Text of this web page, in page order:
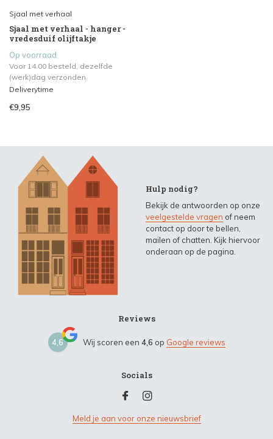
Sjaal met verhaal
Sjaal met verhaal - hanger -
vredesduif olijftakje
Op voorraad
Voor 14.00 besteld, dezelfde
(werk)dag verzonden.
Deliverytime
€9,95
Hulp nodig?
Bekijk de antwoorden op onze
veelgestelde vragen of neem
contact op door te bellen,
mailen of chatten. Kijk hiervoor
onderaan op de pagina.
Reviews
4,6 Wij scoren een 4,6 op Google reviews
Socials
Meld je aan voor onze nieuwsbrief